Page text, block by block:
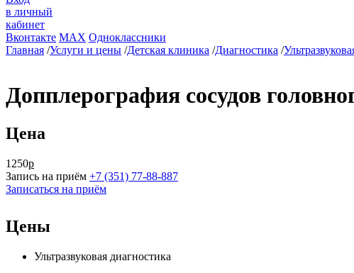
в личный
кабинет
Вконтакте MAX Одноклассники
Главная /Услуги и цены /Детская клиника /Диагностика /
Допплерография сосудов
Цена
1250р
Запись на приём +7 (351) 77-88-887
Записаться на приём
Цены
Ультразвуковая диагностика